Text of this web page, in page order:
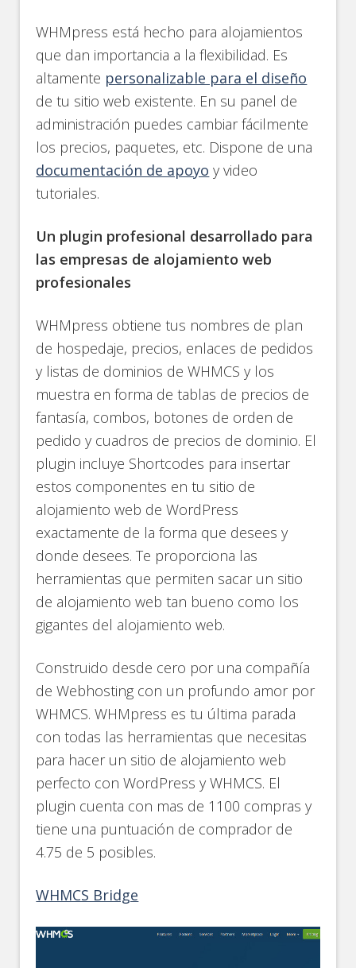
WHMpress está hecho para alojamientos
que dan importancia a la flexibilidad. Es
altamente personalizable para el diseño
de tu sitio web existente. En su panel de
administración puedes cambiar fácilmente
los precios, paquetes, etc. Dispone de una
documentación de apoyo y video
tutoriales.
Un plugin profesional desarrollado para
las empresas de alojamiento web
profesionales
WHMpress obtiene tus nombres de plan
de hospedaje, precios, enlaces de pedidos
y listas de dominios de WHMCS y los
muestra en forma de tablas de precios de
fantasía, combos, botones de orden de
pedido y cuadros de precios de dominio. El
plugin incluye Shortcodes para insertar
estos componentes en tu sitio de
alojamiento web de WordPress
exactamente de la forma que desees y
donde desees. Te proporciona las
herramientas que permiten sacar un sitio
de alojamiento web tan bueno como los
gigantes del alojamiento web.
Construido desde cero por una compañía
de Webhosting con un profundo amor por
WHMCS. WHMpress es tu última parada
con todas las herramientas que necesitas
para hacer un sitio de alojamiento web
perfecto con WordPress y WHMCS. El
plugin cuenta con mas de 1100 compras y
tiene una puntuación de comprador de
4.75 de 5 posibles.
WHMCS Bridge